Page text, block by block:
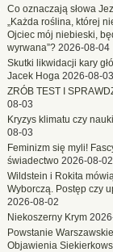
Co oznaczają słowa
„Każda roślina, której
Ojciec mój niebieski,
wyrwana”? 2026-08-04
Skutki likwidacji kary
Jacek Hoga 2026-08-03
ZRÓB TEST I
08-03
Kryzys klimatu czy nauki
08-03
Feminizm się myli!
świadectwo 2026-08-02
Wildstein i Rokita
Wyborczą. Postęp czy
2026-08-02
Niekoszerny Krym
Powstanie
Objawienia